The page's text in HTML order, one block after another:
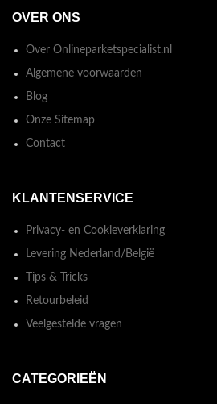
OVER ONS
Over Onlineparketspecialist.nl
Algemene voorwaarden
Blog
Onze Sitemap
Contact
KLANTENSERVICE
Privacy- en Cookieverklaring
Levering Nederland/België
Tips & Tricks
Retourbeleid
Veelgestelde vragen
CATEGORIEËN